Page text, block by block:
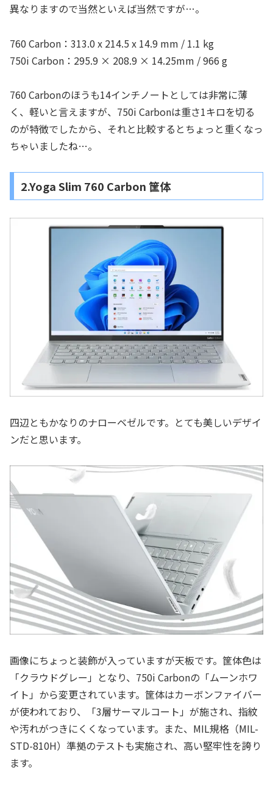
異なりますので当然といえば当然ですが…。
760 Carbon：313.0 x 214.5 x 14.9 mm / 1.1 kg
750i Carbon：295.9 × 208.9 × 14.25mm / 966 g
760 Carbonのほうも14インチノートとしては非常に薄
く、軽いと言えますが、750i Carbonは重さ1キロを切る
のが特徴でしたから、それと比較するとちょっと重くなっ
ちゃいましたね…。
2.Yoga Slim 760 Carbon 筐体
四辺ともかなりのナローベゼルです。とても美しいデザイ
ンだと思います。
画像にちょっと装飾が入っていますが天板です。筐体色は
「クラウドグレー」となり、750i Carbonの「ムーンホワ
イト」から変更されています。筐体はカーボンファイバー
が使われており、「3層サーマルコート」が施され、指紋
や汚れがつきにくくなっています。また、MIL規格（MIL-
STD-810H）準拠のテストも実施され、高い堅牢性を誇り
ます。